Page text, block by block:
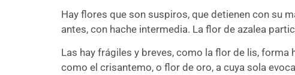
Hay flores que son suspiros, que detienen con su
antes, con hache intermedia. La flor de azalea
Las hay frágiles y breves, como la flor de lis,
como el crisantemo, o flor de oro, a cuya sola